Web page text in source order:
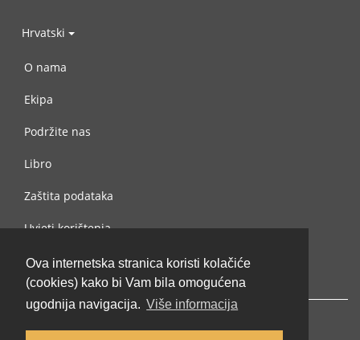
Ova internetska stranica koristi kolačiće
(cookies) kako bi Vam bila omogućena
ugodnija navigacija. Više informacija
Hrvatski
O nama
Ekipa
Podržite nas
Libro
Zaštita podataka
Uvjeti korištenja
Kontaktiraj nas